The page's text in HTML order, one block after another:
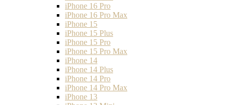
iPhone 16 Pro
iPhone 16 Pro Max
iPhone 15
iPhone 15 Plus
iPhone 15 Pro
iPhone 15 Pro Max
iPhone 14
iPhone 14 Plus
iPhone 14 Pro
iPhone 14 Pro Max
iPhone 13